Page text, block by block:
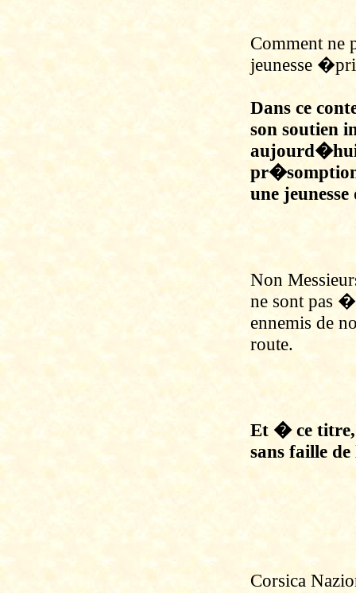
Comment
jeunesse
Dans ce
son soutien
une
Non
ne sont pas
ennemis de
route.
Et � ce
sans faille
Corsica